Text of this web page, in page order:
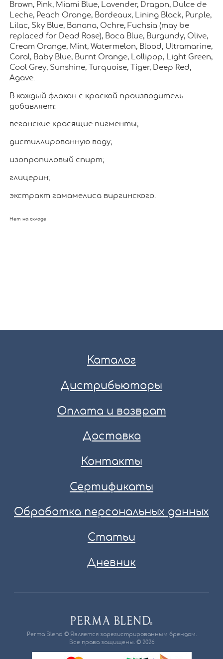
Brown, Pink, Miami Blue, Lavender, Dragon, Dulce de
Leche, Peach Orange, Bordeaux, Lining Black, Purple,
Lilac, Sky Blue, Banana, Ochre, Fuchsia (may be
replaced for Dead Rose), Boca Blue, Burgundy, Olive,
Cream Orange, Mint, Watermelon, Blood, Ultramarine,
Coral, Baby Blue, Burnt Orange, Lollipop, Light Green,
Cool Grey, Sunshine, Turquoise, Tiger, Deep Red,
Agave.
В каждый флакон с краской производитель
добавляет:
веганские красящие пигменты;
дистиллированную воду;
изопропиловый спирт;
глицерин;
экстракт гамамелиса виргинского.
Нет на складе
Каталог
Дистрибьюторы
Оплата и возврат
Доставка
Контакты
Сертификаты
Обработка персональных данных
Статьи
Дневник
Perma Blend © Является зарегистрированным брендом.
Все права защищены. © 2026